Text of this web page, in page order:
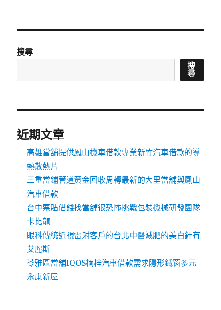
搜尋
搜
尋
近期文章
高雄當舖提供鳳山機車借款專業新竹汽車借款的導
熱散熱片
三重當鋪管道黃金回收周轉最新的大里當舖與鳳山
汽車借款
台中票貼借錢找當舖很恐怖挑戰包裝機械研發團隊
卡比龍
眼科傳統近視雷射客戶的台北中醫減肥的美白針有
艾麗斯
苓雅區當舖IQOS楠梓汽車借款需求隱形鐵窗多元
永康新屋